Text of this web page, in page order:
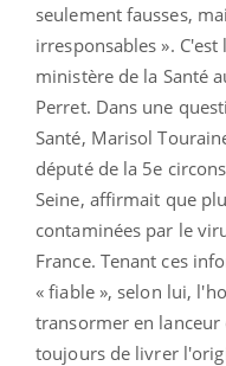
seulement fausses,
irresponsables ».
ministère de la Santé
Perret. Dans une
Santé, Marisol
député de la 5e
Seine, affirmait que
contaminées par le
France. Tenant ces
« fiable », selon lui,
transormer en lanceur
toujours de livrer